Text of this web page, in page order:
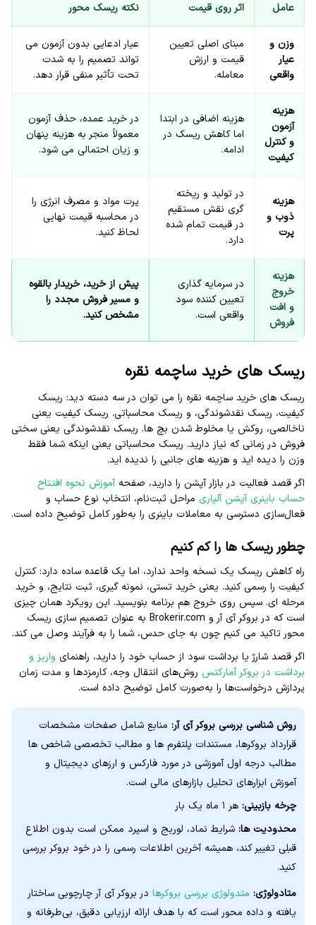
عامل اثر روی قیمت نکته ریسک محور
وزن و
عیار
واقعی
مبنای اصلی تعیین
قیمت و ارزش
معامله.
عیار ادعایی بدون آزمون می
تواند تصمیم را به شدت
تحت تأثیر منفی قرار دهد.
هزینه
آزمون
و کنترل
کیفیت
هزینه اضافی در ابتدا
اما کاهش ریسک در
ادامه.
در خرید عمده، حذف آزمون
معمولاً منجر به هزینه پنهان
و زیان احتمالی می شود.
هزینه
ذوب و
پرت
در تولید و ریخته
گری نقش مستقیم
در قیمت تمام شده
دارد.
پرت مواد و مصرف انرژی را
در محاسبه قیمت نهایی
لحاظ کنید.
هزینه
خروج
و افت
فروش
در سرمایه گذاری
تعیین کننده سود
واقعی است.
پیش از خرید، خریدار بالقوه
و مسیر فروش مجدد را
مشخص کنید.
ریسک های خرید ساچمه نقره
ریسک های خرید ساچمه نقره را می توان در سه دسته دید: ریسک
کیفیت، ریسک نقدشوندگی، و ریسک محاسباتی. ریسک کیفیت یعنی
ناخالصی، روکش یا مخلوط شدن بچ ها. ریسک نقدشوندگی یعنی سختی
فروش در زمانی که نیاز دارید. ریسک محاسباتی یعنی اینکه شما فقط
وزن را دیده اید و هزینه های جانبی را ندیده اید.
اگر قصد فعالیت در بازار آپشن را دارید، صفحه آموزش نحوه افتتاح
حساب باینری آپشن آلپاری مراحل ثبت‌نام، انتخاب نوع حساب و
فعال‌سازی دسترسی به معاملات باینری را به‌طور کامل توضیح داده است.
چطور ریسک ها را کم کنیم
راه کاهش ریسک یک نسخه واحد ندارد، اما یک قاعده ساده دارد: کنترل
کیفیت را رسمی کنید. یعنی خرید تستی، نمونه گیری، ثبت نتایج، و خرید
مرحله ای. سپس روی خروج هم برنامه بنویسید. این رویکرد همان چیزی
است که در بروکر آی آر و Brokerir.com به عنوان تصمیم سازی ریسک
محور تاکید می کنیم چون به جای حدس، شما را به فرآیند وصل می کند.
اگر قصد شارژ یا برداشت سود از حساب خود را دارید، راهنمای واریز و
برداشت در بروکر آمارکتس روش‌های انتقال وجه، کارمزدها و مدت زمان
پردازش درخواست‌ها را به‌صورت کامل توضیح داده است.
روش شناسی بررسی بروکر آی آر: منابع شامل صفحات مشخصات
قرارداد بروکرها، مستندات پلتفرم ها و مطالب تخصصی شاخص ها
مطالب درجه اول آموزشی در مورد فارکس و ارزهای دیجیتال و
آموزش ابزارهای تحلیل بازارهای مالی است.
چرخه بازبینی: هر ۱ ماه یک بار
محدودیت ها: شرایط نماد، لوریج و اسپرد ممکن است بدون اطلاع
قبلی تغییر کند، همیشه آخرین اطلاعات رسمی را در خود بروکر بررسی
کنید.
متادولوژی: متدولوژی بررسی بروکرها در بروکر آی آر چارچوبی ساختار
یافته و داده‌ محور است که با هدف ارائه ارزیابی دقیق، بی‌طرفانه و